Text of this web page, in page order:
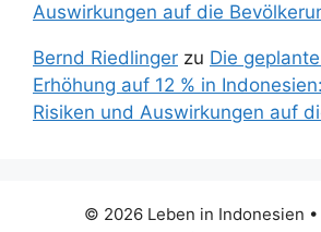
Auswirkungen auf die
Bernd Riedlinger zu Die
Erhöhung auf 12 % in
Risiken und Auswirkungen auf
© 2026 Leben in Indonesien